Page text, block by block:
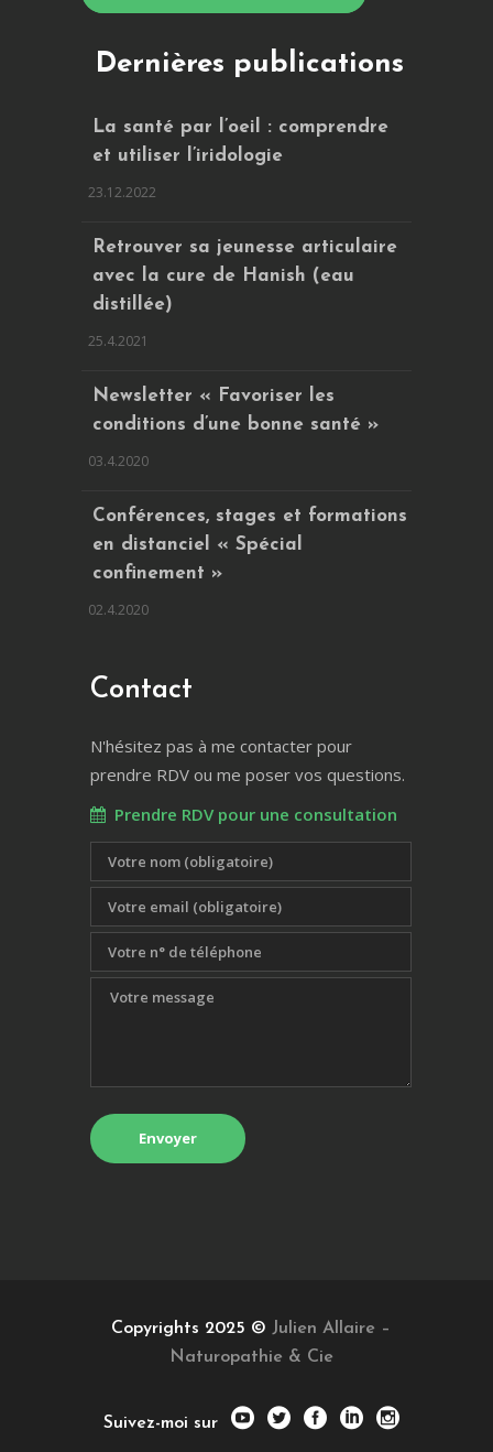
Dernières publications
La santé par l’oeil : comprendre
et utiliser l’iridologie
23.12.2022
Retrouver sa jeunesse articulaire
avec la cure de Hanish (eau
distillée)
25.4.2021
Newsletter « Favoriser les
conditions d’une bonne santé »
03.4.2020
Conférences, stages et formations
en distanciel « Spécial
confinement »
02.4.2020
Contact
N'hésitez pas à me contacter pour
prendre RDV ou me poser vos questions.
Prendre RDV pour une consultation
Copyrights 2025 © Julien Allaire –
Naturopathie & Cie
Suivez-moi sur